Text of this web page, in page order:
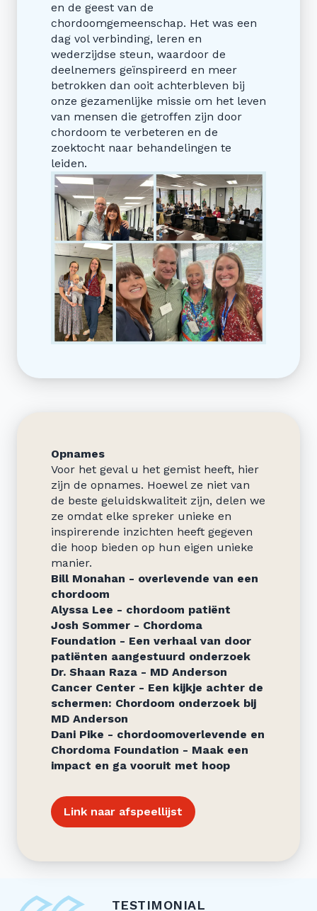
en de geest van de
chordoomgemeenschap. Het was een
dag vol verbinding, leren en
wederzijdse steun, waardoor de
deelnemers geïnspireerd en meer
betrokken dan ooit achterbleven bij
onze gezamenlijke missie om het leven
van mensen die getroffen zijn door
chordoom te verbeteren en de
zoektocht naar behandelingen te
leiden.
Opnames
Voor het geval u het gemist heeft, hier
zijn de opnames. Hoewel ze niet van
de beste geluidskwaliteit zijn, delen we
ze omdat elke spreker unieke en
inspirerende inzichten heeft gegeven
die hoop bieden op hun eigen unieke
manier.
Bill Monahan - overlevende van een
chordoom
Alyssa Lee - chordoom patiënt
Josh Sommer - Chordoma
Foundation - Een verhaal van door
patiënten aangestuurd onderzoek
Dr. Shaan Raza - MD Anderson
Cancer Center - Een kijkje achter de
schermen: Chordoom onderzoek bij
MD Anderson
Dani Pike - chordoomoverlevende en
Chordoma Foundation - Maak een
impact en ga vooruit met hoop
Link naar afspeellijst
TESTIMONIAL